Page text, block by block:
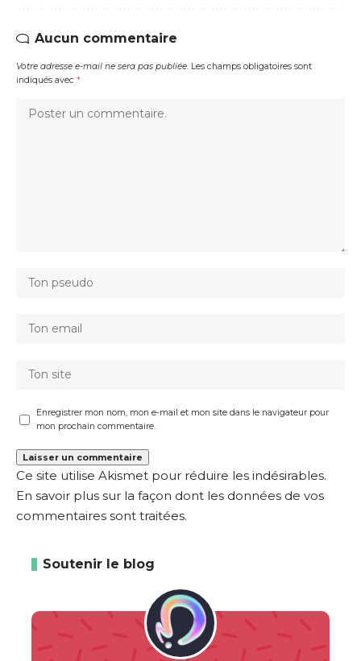
Aucun commentaire
Votre adresse e-mail ne sera pas publiée. Les champs obligatoires sont
indiqués avec *
Enregistrer mon nom, mon e-mail et mon site dans le navigateur pour
mon prochain commentaire.
Ce site utilise Akismet pour réduire les indésirables.
En savoir plus sur la façon dont les données de vos
commentaires sont traitées.
Soutenir le blog